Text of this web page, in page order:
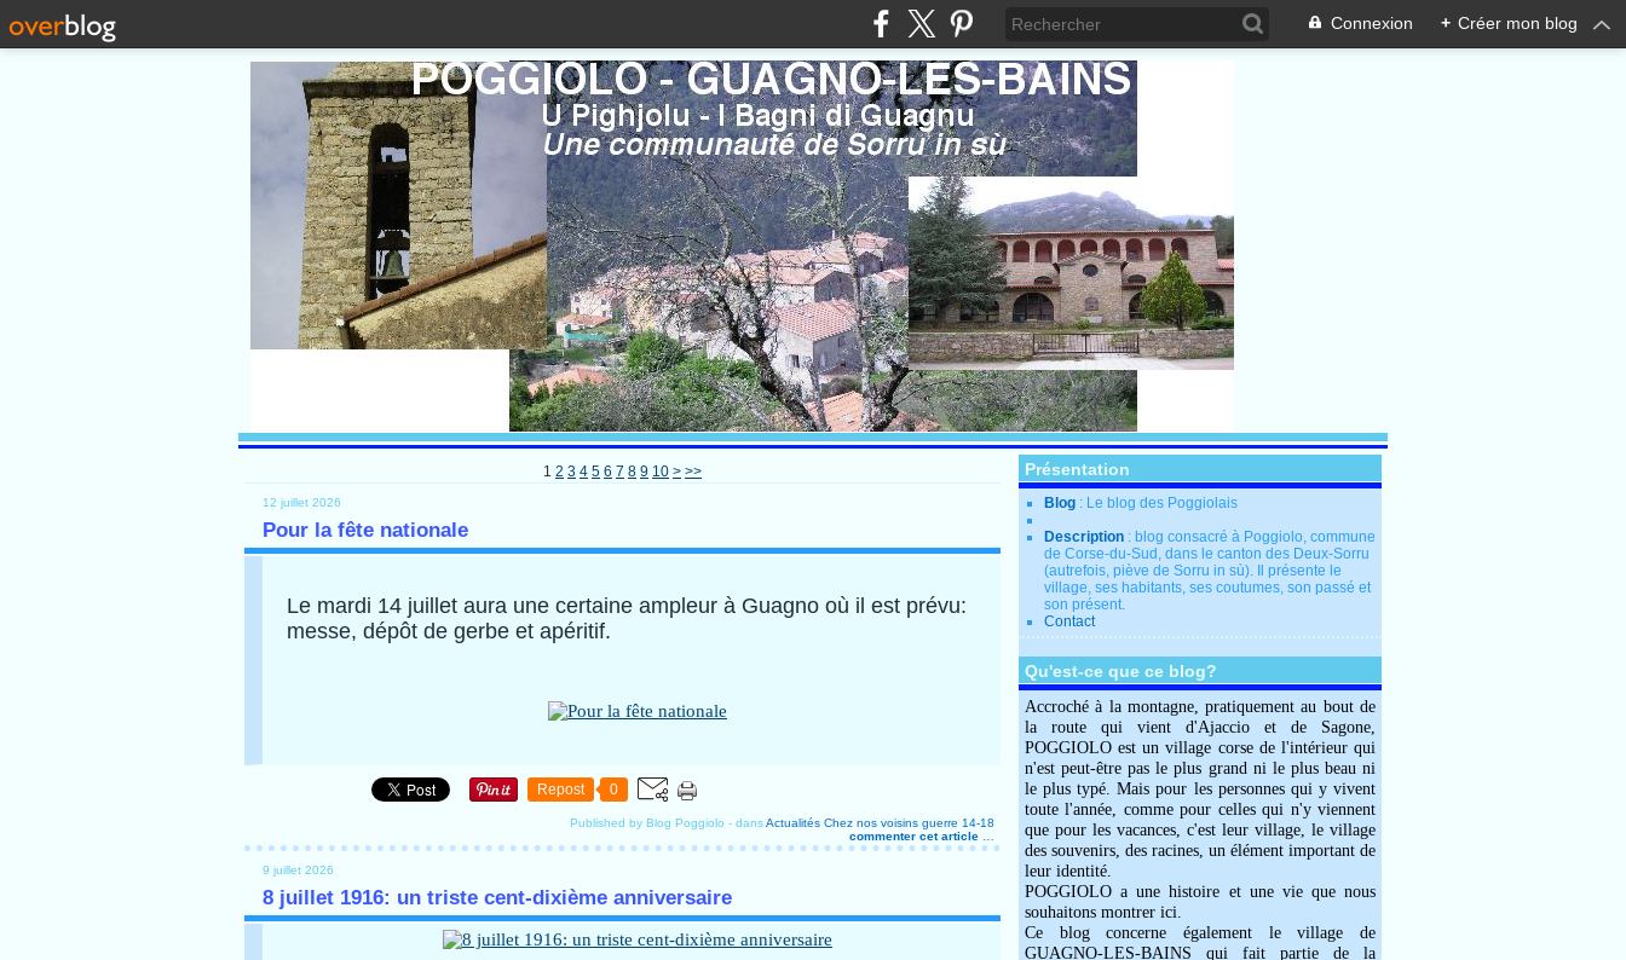
Connexion + Créer mon blog
1 2 3 4 5 6 7 8 9 10 > >>
12 juillet 2026
Pour la fête nationale
Le mardi 14 juillet aura une certaine ampleur à Guagno où il est prévu:
messe, dépôt de gerbe et apéritif.
Repost 0
Published by Blog Poggiolo - dansActualités Chez nos voisins guerre 14-18
commenter cet article
9 juillet 2026
8 juillet 1916: un triste cent-dixième anniversaire
Présentation
Blog : Le blog des Poggiolais
Description : blog consacré à Poggiolo, commune
de Corse-du-Sud, dans le canton des Deux-Sorru
(autrefois, piève de Sorru in sù). Il présente le
village, ses habitants, ses coutumes, son passé et
son présent.
Contact
Qu'est-ce que ce blog?
Accroché à la montagne, pratiquement au bout de
la route qui vient d'Ajaccio et de Sagone,
POGGIOLO est un village corse de l'intérieur qui
n'est peut-être pas le plus grand ni le plus beau ni
le plus typé. Mais pour les personnes qui y vivent
toute l'année, comme pour celles qui n'y viennent
que pour les vacances, c'est leur village, le village
des souvenirs, des racines, un élément important de
leur identité.
POGGIOLO a une histoire et une vie que nous
souhaitons montrer ici.
Ce blog concerne également le village de
GUAGNO-LES-BAINS qui fait partie de la